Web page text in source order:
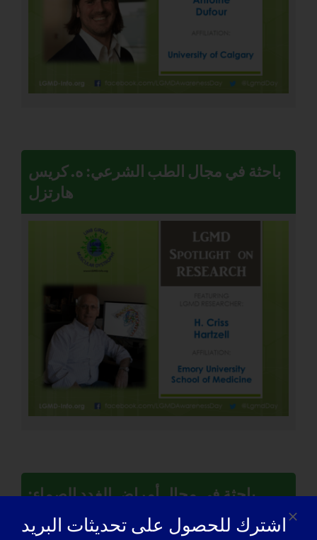
باحثة في مجال الطب الشرعي: ه. كريس
هارتزل
باحثة في مجال أمراض الغدد الصماء:
تشي لو
اشترك للحصول على تحديثات البريد